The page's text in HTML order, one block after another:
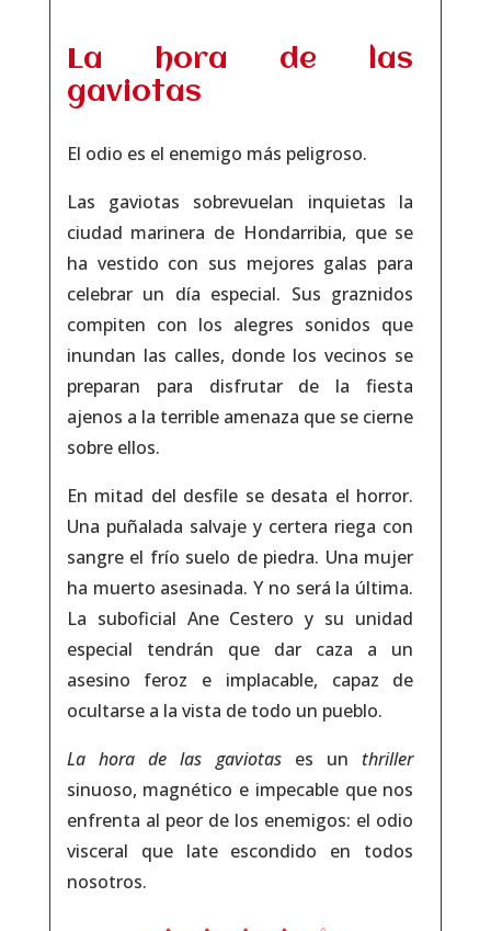
La hora de las
gaviotas
El odio es el enemigo más peligroso.
Las gaviotas sobrevuelan inquietas la
ciudad marinera de Hondarribia, que se
ha vestido con sus mejores galas para
celebrar un día especial. Sus graznidos
compiten con los alegres sonidos que
inundan las calles, donde los vecinos se
preparan para disfrutar de la fiesta
ajenos a la terrible amenaza que se cierne
sobre ellos.
En mitad del desfile se desata el horror.
Una puñalada salvaje y certera riega con
sangre el frío suelo de piedra. Una mujer
ha muerto asesinada. Y no será la última.
La suboficial Ane Cestero y su unidad
especial tendrán que dar caza a un
asesino feroz e implacable, capaz de
ocultarse a la vista de todo un pueblo.
La hora de las gaviotases un thriller
sinuoso, magnético e impecable que nos
enfrenta al peor de los enemigos: el odio
visceral que late escondido en todos
nosotros.